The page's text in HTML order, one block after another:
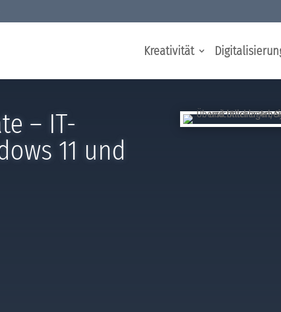
Kreativität
– IT-
11 und